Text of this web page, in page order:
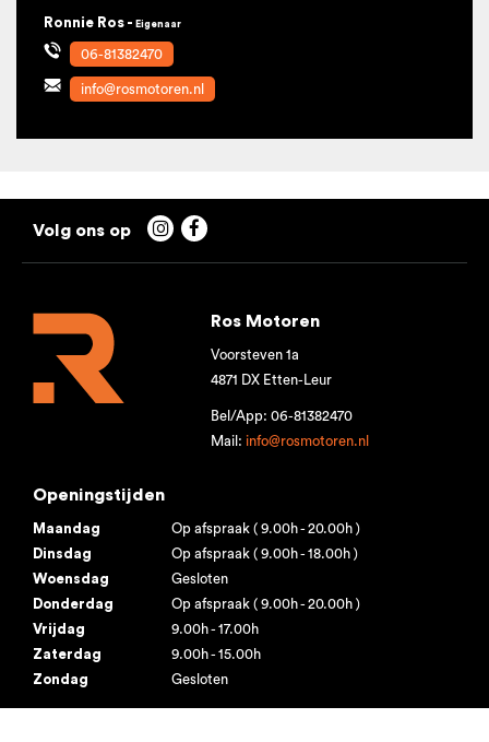
Ronnie Ros - Eigenaar
06-81382470
info@rosmotoren.nl
 
Ros Motoren
Voorsteven 1a
4871 DX Etten-Leur
Bel/App: 06-81382470
Mail:info@rosmotoren.nl
Openingstijden
Maandag
Op afspraak ( 9.00h - 20.00h )
Dinsdag
Op afspraak ( 9.00h - 18.00h )
Woensdag
Gesloten
Donderdag
Op afspraak ( 9.00h - 20.00h )
Vrijdag
9.00h - 17.00h
Zaterdag
9.00h - 15.00h
Zondag
Gesloten